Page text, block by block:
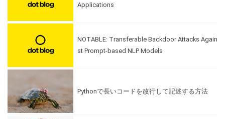
Applications
NOTABLE: Transferable Backdoor Attacks Again
st Prompt-based NLP Models
Pythonで長いコードを改行して記述する方法